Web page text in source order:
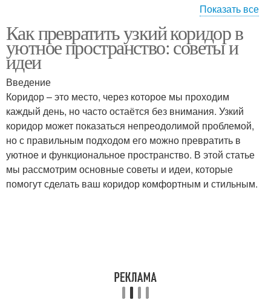
коридоре
Узкий коридор
Гамма для узкого
коридора
Коридор с помощью
Стен в прихожей
Дизайн для узкого
коридора
Показать все
Как превратить узкий коридор в
уютное пространство: советы и
идеи
Введение
Коридор – это место, через которое мы проходим
каждый день, но часто остаётся без внимания. Узкий
коридор может показаться непреодолимой проблемой,
но с правильным подходом его можно превратить в
уютное и функциональное пространство. В этой статье
мы рассмотрим основные советы и идеи, которые
помогут сделать ваш коридор комфортным и стильным.